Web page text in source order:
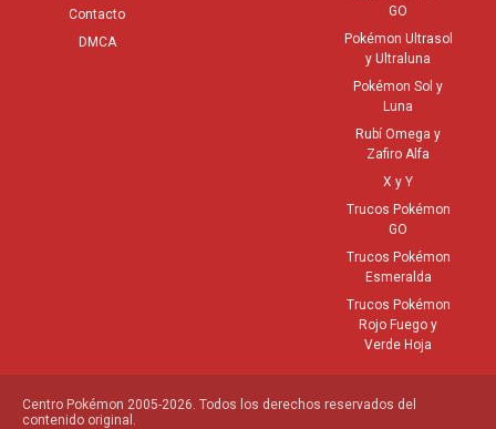
Contacto
DMCA
GO
Pokémon Ultrasol
y Ultraluna
Pokémon Sol y
Luna
Rubí Omega y
Zafiro Alfa
X y Y
Trucos Pokémon
GO
Trucos Pokémon
Esmeralda
Trucos Pokémon
Rojo Fuego y
Verde Hoja
Centro Pokémon 2005-2026. Todos los derechos reservados del
contenido original.